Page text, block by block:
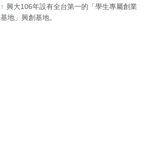
興大106年設有全台第一的「學生專屬創業
基地」興創基地。